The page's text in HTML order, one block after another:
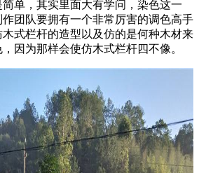
单，其实里面大有学问，染色这一
作团队要拥有一个非常厉害的调色高手
木式栏杆的造型以及仿的是何种木材来
因为那样会使仿木式栏杆四不像。